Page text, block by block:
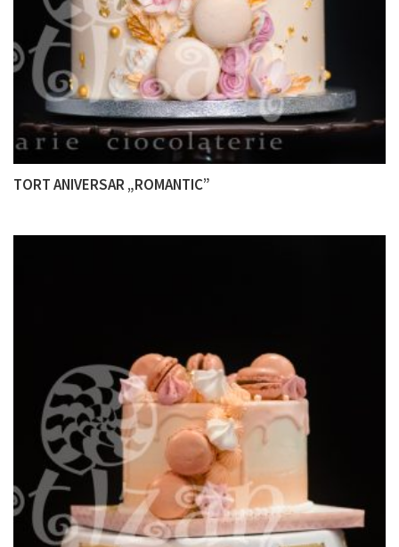
TORT ANIVERSAR „ROMANTIC”